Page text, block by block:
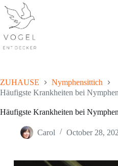
content
ZUHAUSE
Nymphensittich
Häufigste Krankheiten bei
Häufigste Krankheiten bei
Carol October 28,